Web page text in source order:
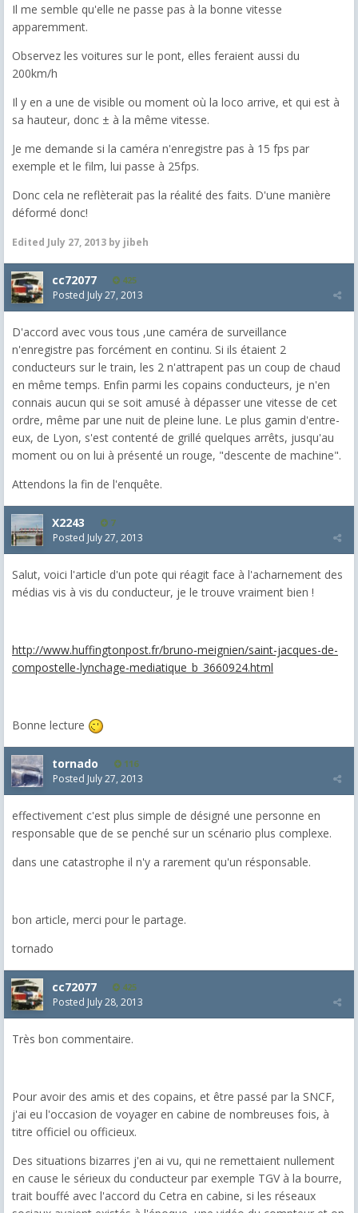
Il me semble qu'elle ne passe pas à la bonne vitesse
apparemment.
Observez les voitures sur le pont, elles feraient aussi du
200km/h
Il y en a une de visible ou moment où la loco arrive, et qui est à
sa hauteur, donc ± à la même vitesse.
Je me demande si la caméra n'enregistre pas à 15 fps par
exemple et le film, lui passe à 25fps.
Donc cela ne reflèterait pas la réalité des faits. D'une manière
déformé donc!
Edited July 27, 2013 by jibeh
cc72077 425
Posted July 27, 2013
D'accord avec vous tous ,une caméra de surveillance
n'enregistre pas forcément en continu. Si ils étaient 2
conducteurs sur le train, les 2 n'attrapent pas un coup de chaud
en même temps. Enfin parmi les copains conducteurs, je n'en
connais aucun qui se soit amusé à dépasser une vitesse de cet
ordre, même par une nuit de pleine lune. Le plus gamin d'entre-
eux, de Lyon, s'est contenté de grillé quelques arrêts, jusqu'au
moment ou on lui à présenté un rouge, "descente de machine".
Attendons la fin de l'enquête.
X2243 7
Posted July 27, 2013
Salut, voici l'article d'un pote qui réagit face à l'acharnement des
médias vis à vis du conducteur, je le trouve vraiment bien !
http://www.huffingtonpost.fr/bruno-meignien/saint-jacques-de-
compostelle-lynchage-mediatique_b_3660924.html
Bonne lecture
tornado 116
Posted July 27, 2013
effectivement c'est plus simple de désigné une personne en
responsable que de se penché sur un scénario plus complexe.
dans une catastrophe il n'y a rarement qu'un résponsable.
bon article, merci pour le partage.
tornado
cc72077 425
Posted July 28, 2013
Très bon commentaire.
Pour avoir des amis et des copains, et être passé par la SNCF,
j'ai eu l'occasion de voyager en cabine de nombreuses fois, à
titre officiel ou officieux.
Des situations bizarres j'en ai vu, qui ne remettaient nullement
en cause le sérieux du conducteur par exemple TGV à la bourre,
trait bouffé avec l'accord du Cetra en cabine, si les réseaux